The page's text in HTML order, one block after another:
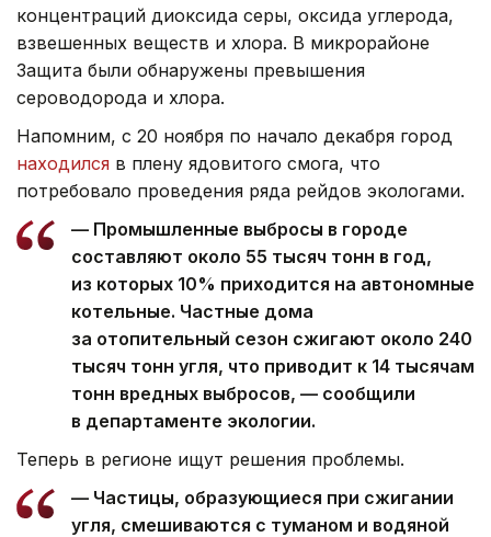
концентраций диоксида серы, оксида углерода,
взвешенных веществ и хлора. В микрорайоне
Защита были обнаружены превышения
сероводорода и хлора.
Напомним, с 20 ноября по начало декабря город
находился в плену ядовитого смога, что
потребовало проведения ряда рейдов экологами.
— Промышленные выбросы в городе
составляют около 55 тысяч тонн в год,
из которых 10% приходится на автономные
котельные. Частные дома
за отопительный сезон сжигают около 240
тысяч тонн угля, что приводит к 14 тысячам
тонн вредных выбросов, — сообщили
в департаменте экологии.
Теперь в регионе ищут решения проблемы.
— Частицы, образующиеся при сжигании
угля, смешиваются с туманом и водяной